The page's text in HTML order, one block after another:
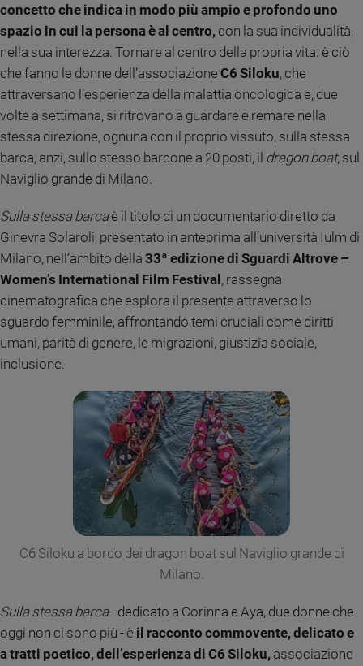
Aziende
di
valore
Caso
e
inclusione
Cultura
e
spettacoli
2026
Cinema,
Tv
e
e
Coppia
Scuola
e
concetto che indica in modo più ampio e profondo uno
spazio in cui la persona è al centro, con la sua individualità,
nella sua interezza. Tornare al centro della propria vita: è ciò
che fanno le donne dell’associazione C6 Siloku, che
attraversano l’esperienza della malattia oncologica e, due
volte a settimana, si ritrovano a guardare e remare nella
stessa direzione, ognuna con il proprio vissuto, sulla stessa
barca, anzi, sullo stesso barcone a 20 posti, il dragon boat, sul
Naviglio grande di Milano.
Sulla stessa barcaè il titolo di un documentario diretto da
Ginevra Solaroli, presentato in anteprima all’università Iulm di
Milano, nell’ambito della 33ª edizione di Sguardi Altrove –
Women’s International Film Festival, rassegna
cinematografica che esplora il presente attraverso lo
sguardo femminile, affrontando temi cruciali come diritti
umani, parità di genere, le migrazioni, giustizia sociale,
inclusione.
C6 Siloku a bordo dei dragon boat sul Naviglio grande di
Milano.
Sulla stessa barca- dedicato a Corinna e Aya, due donne che
oggi non ci sono più - è il racconto commovente, delicato e
a tratti poetico, dell’esperienza di C6 Siloku, associazione